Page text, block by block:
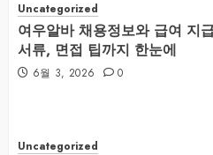
Uncategorized
여우알바 채용정보와 급여 지
서류, 면접 팁까지 한눈에
6월 3, 2026 0
Uncategorized